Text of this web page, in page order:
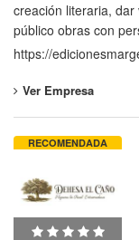
creación literaria,
público obras con
https://
Ver Empresa
RECOMENDADA